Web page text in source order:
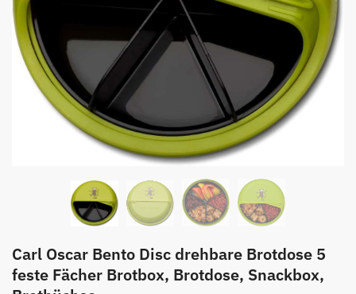
Carl Oscar Bento Disc drehbare Brotdose 5
feste Fächer Brotbox, Brotdose, Snackbox,